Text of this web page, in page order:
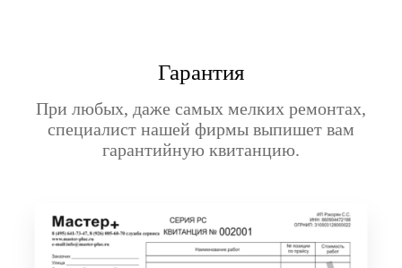
Гарантия
При любых, даже самых мелких ремонтах,
специалист нашей фирмы выпишет вам
гарантийную квитанцию.